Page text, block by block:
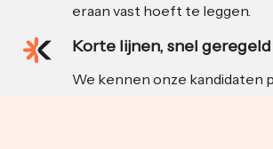
eraan vast hoeft te leggen.
Korte lijnen, snel geregeld
We kennen onze kandidaten